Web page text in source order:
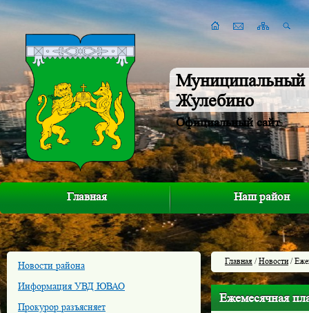
Муниципальный
Жулебино
Официальный сайт
Главная Наш район
Новости района
Информация УВД ЮВАО
Прокурор разъясняет
Главная /Новости/
Ежемесячная